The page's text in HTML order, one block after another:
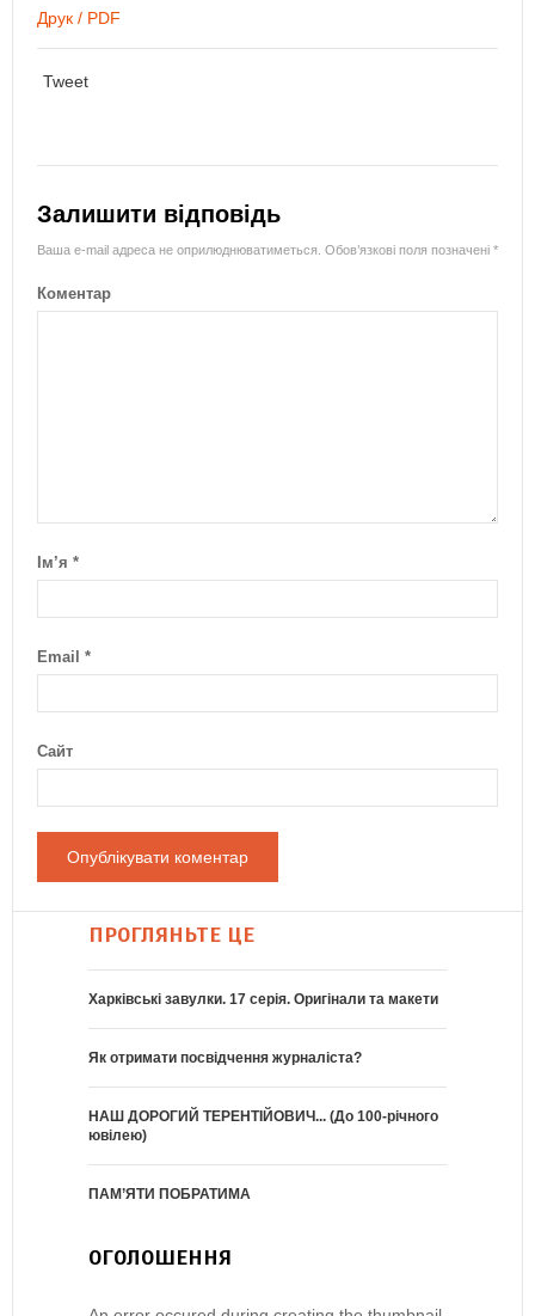
Друк / PDF
Tweet
Залишити відповідь
Ваша e-mail адреса не оприлюднюватиметься. Обов’язкові поля позначені *
Коментар
Ім’я *
Email *
Сайт
ПРОГЛЯНЬТЕ ЦЕ
Харківські завулки. 17 серія. Оригінали та макети
Як отримати посвідчення журналіста?
НАШ ДОРОГИЙ ТЕРЕНТІЙОВИЧ... (До 100-річного
ювілею)
ПАМ’ЯТИ ПОБРАТИМА
ОГОЛОШЕННЯ